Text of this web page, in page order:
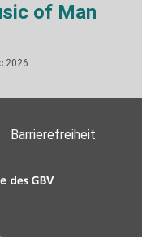
of Man
2026
Barrierefreiheit